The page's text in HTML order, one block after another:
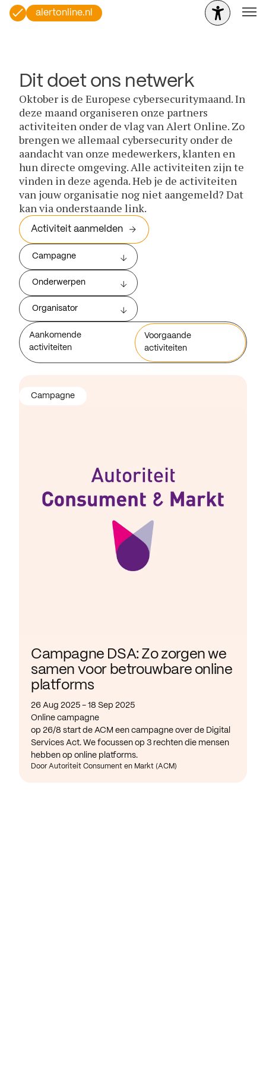
alertonline.nl
Dit doet ons netwerk
Oktober is de Europese cybersecuritymaand. In
deze maand organiseren onze partners
activiteiten onder de vlag van Alert Online. Zo
brengen we allemaal cybersecurity onder de
aandacht van onze medewerkers, klanten en
hun directe omgeving. Alle activiteiten zijn te
vinden in deze agenda. Heb je de activiteiten
van jouw organisatie nog niet aangemeld? Dat
kan via onderstaande link.
Activiteit aanmelden
Campagne
Onderwerpen
Organisator
Aankomende
activiteiten
Voorgaande
activiteiten
Campagne DSA: Zo zorgen we
samen voor betrouwbare online
platforms
26 Aug 2025 - 18 Sep 2025
Online campagne
op 26/8 start de ACM een campagne over de Digital
Services Act. We focussen op 3 rechten die mensen
hebben op online platforms.
Door Autoriteit Consument en Markt (ACM)
Campagne